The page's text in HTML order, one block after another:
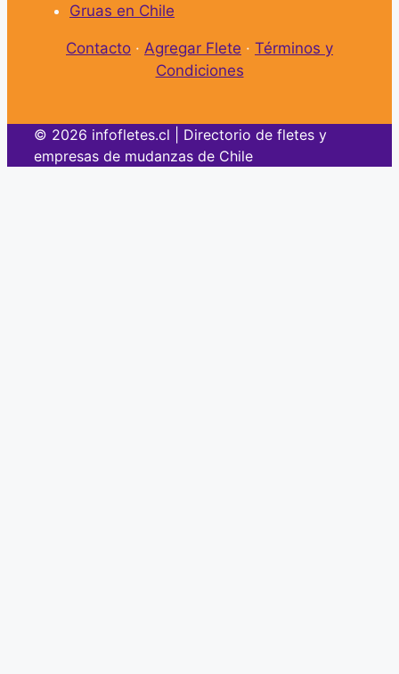
Gruas en Chile
Contacto · Agregar Flete · Términos y
Condiciones
© 2026 infofletes.cl | Directorio de fletes y
empresas de mudanzas de Chile